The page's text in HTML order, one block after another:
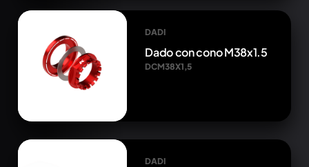
DADI
Dado con cono M38x1.5
DCM38X1,5
DADI